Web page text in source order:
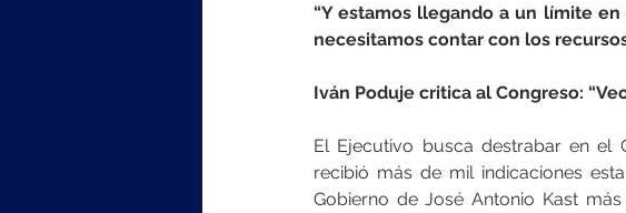
“Y estamos llegando a un límite
necesitamos contar con los
Iván Poduje critica al Congreso:
El Ejecutivo busca destrabar en el
recibió más de mil indicaciones
Gobierno de José Antonio Kast